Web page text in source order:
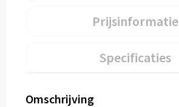
Prijsinformatie
Specificaties
Omschrijving